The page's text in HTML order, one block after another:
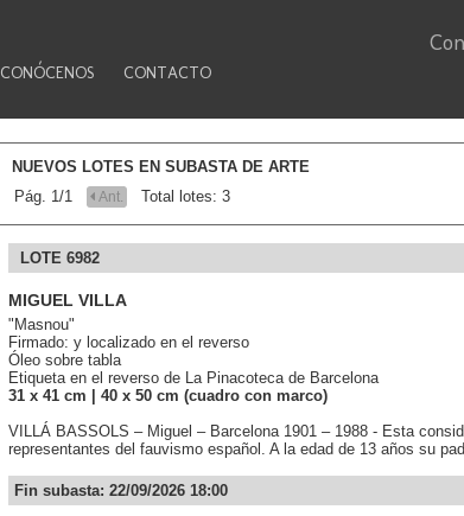
CONÓCENOS CONTACTO
NUEVOS LOTES EN SUBASTA DE ARTE
Pág. 1/1
Ant. Total lotes: 3
LOTE 6982
MIGUEL VILLA
"Masnou"
Firmado: y localizado en el reverso
Óleo sobre tabla
Etiqueta en el reverso de La Pinacoteca de Barcelona
31 x 41 cm | 40 x 50 cm (cuadro con marco)
VILLÁ BASSOLS – Miguel – Barcelona 1901 – 1988 - Esta
representantes del fauvismo español. A la edad de 13 años su
Fin subasta: 22/09/2026 18:00